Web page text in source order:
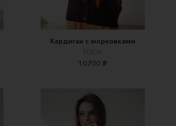
Кардиган с морковками
FLICH
10700 ₽